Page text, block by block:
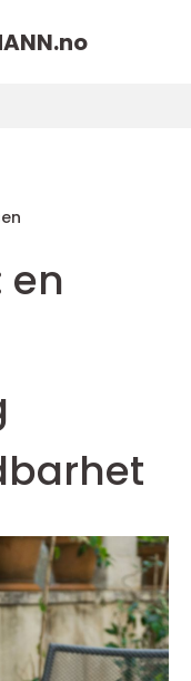
no
en